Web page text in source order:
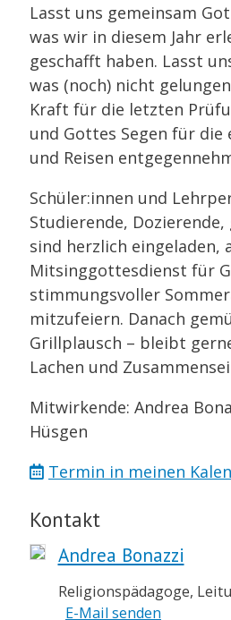
Lasst uns gemeinsam
was wir in diesem Jahr
geschafft haben. Lasst
was (noch) nicht
Kraft für die letzten
und Gottes Segen für die
und Reisen
Schüler:innen und
Studierende, Dozierende,
sind herzlich eingeladen,
Mitsinggottesdienst für
stimmungsvoller
mitzufeiern. Danach
Grillplausch – bleibt
Lachen und
Mitwirkende: Andrea
Hüsgen
Termin in meinen
Kontakt
Andrea Bonazzi
Religionspädagoge,
E-Mail senden